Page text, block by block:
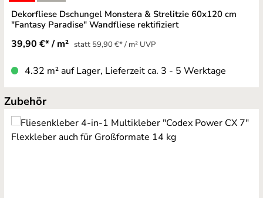
Dekorfliese Dschungel Monstera & Strelitzie 60x120 cm
"Fantasy Paradise" Wandfliese rektifiziert
39,90 €* / m² statt 59,90 €* / m² UVP
4.32 m² auf Lager, Lieferzeit ca. 3 - 5 Werktage
Produktgalerie überspringen
Zubehör